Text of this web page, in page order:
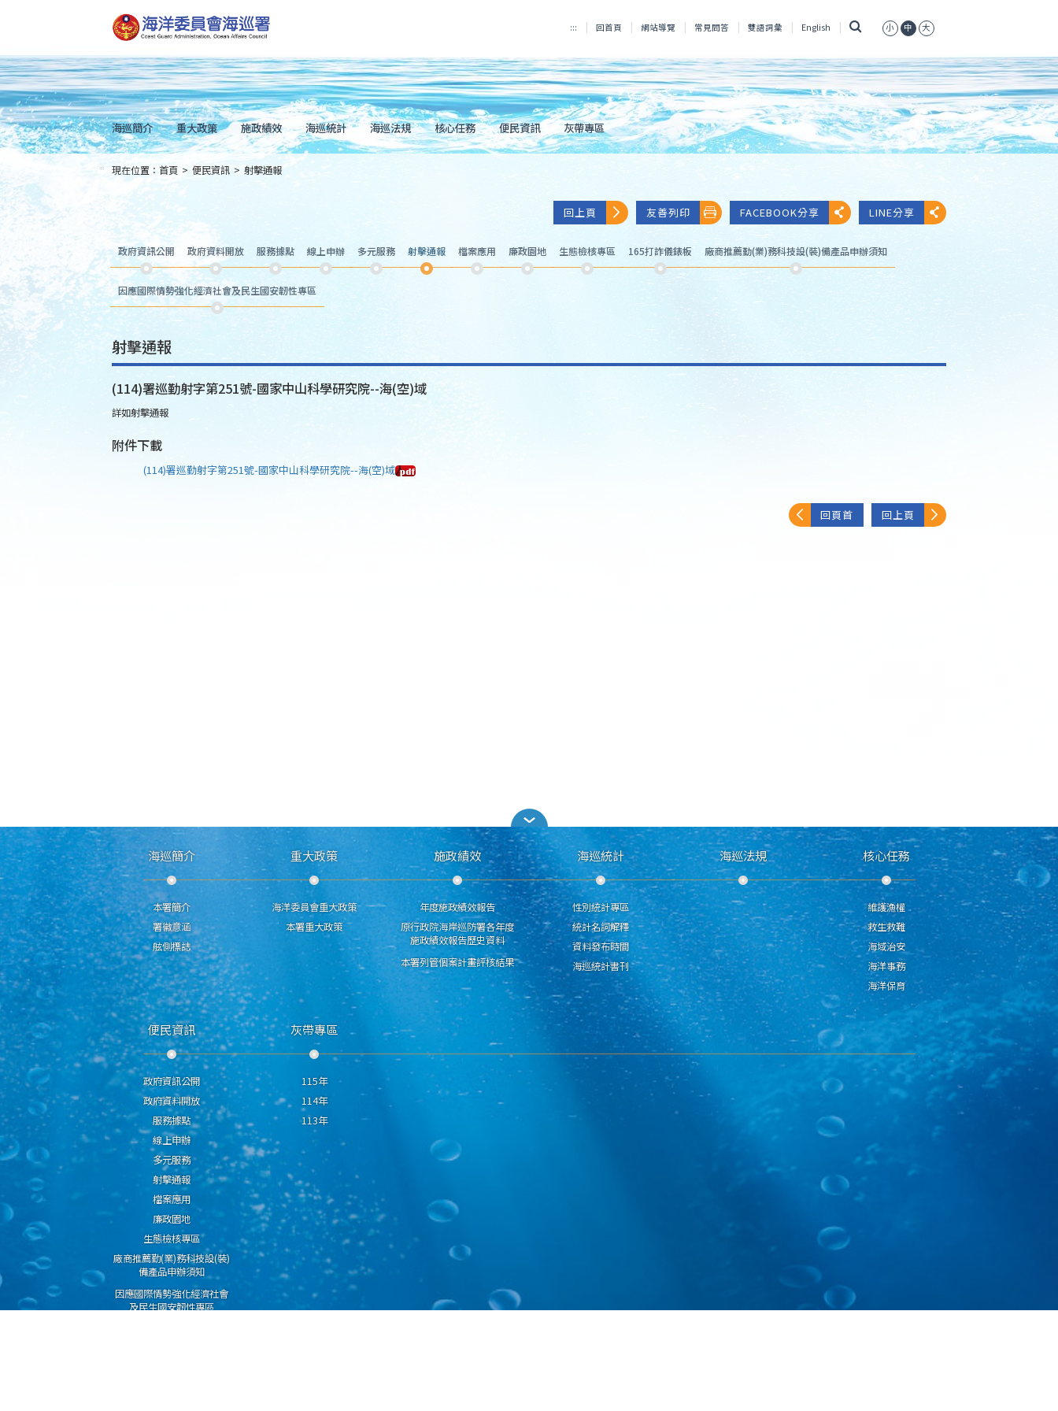
到
主
內
容
Skip
to
main
content
::: 回首頁 網站導覽 常見問答 雙語詞彙 English 小 中 大
海巡簡介 重大政策 施政績效 海巡統計 海巡法規 核心任務 便民資訊 灰帶專區
::: 現在位置： 首頁 > 便民資訊 > 射擊通報
回上頁 友善列印 FACEBOOK分享 LINE分享
政府資訊公開 政府資料開放 服務據點 線上申辦 多元服務 射擊通報 檔案應用 廉政園地 生態檢核專區 165打詐儀錶板 廠商推薦勤(業)務科技設(裝)備產品申辦須知
因應國際情勢強化經濟社會及民生國安韌性專區
射擊通報
(114)署巡勤射字第251號-國家中山科學研究院--海(空)域
詳如射擊通報
附件下載
(114)署巡勤射字第251號-國家中山科學研究院--海(空)域
回頁首 回上頁
海巡簡介
本署簡介
署徽意涵
舷側標誌
重大政策
海洋委員會重大政策
本署重大政策
施政績效
年度施政績效報告
原行政院海岸巡防署各年度
施政績效報告歷史資料
本署列管個案計畫評核結果
海巡統計
性別統計專區
統計名詞解釋
資料發布時間
海巡統計書刊
海巡法規 核心任務
維護漁權
救生救難
海域治安
海洋事務
海洋保育
便民資訊
政府資訊公開
政府資料開放
服務據點
線上申辦
多元服務
射擊通報
檔案應用
廉政園地
生態檢核專區
廠商推薦勤(業)務科技設(裝)
備產品申辦須知
因應國際情勢強化經濟社會
及民生國安韌性專區
灰帶專區
115年
114年
113年